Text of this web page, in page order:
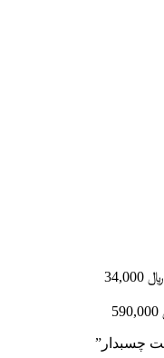
﷼
چسبدار”